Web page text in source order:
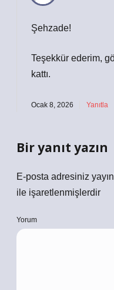
Şehzade!
Teşekkür ederim,
kattı.
Ocak 8, 2026 Yanıtla
Bir yanıt yazın
E-posta adresiniz
ile işaretlenmişlerdir
Yorum